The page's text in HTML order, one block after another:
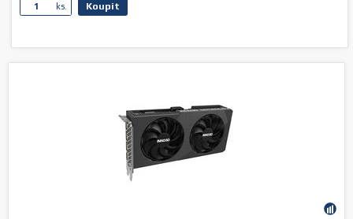
ks. Koupit